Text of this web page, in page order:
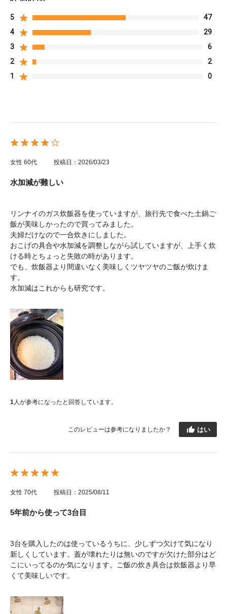
5
47
4
29
3
6
2
2
1
0
女性 60代 投稿日：2026/03/23
水加減が難しい
リンナイのガス炊飯器を使っていますが、旅行先で食べた土鍋ご
飯が美味しかったので買ってみました。
夫婦だけなので一合炊きにしました。
おこげの具合や水加減を調整しながら試していますが、上手く炊
ける時とちょっと失敗の時があります。
でも、炊飯器より間違いなく美味しくツヤツヤのご飯が炊けま
す。
水加減はこれからも研究です。
1人が参考になったと回答しています。
このレビューは参考になりましたか？ はい
女性 70代 投稿日：2025/08/11
5年前から使って3台目
3台を購入したのは使っているうちに、少しずつ欠けて気になり
新しくしています。蓋が壊れたりは無いのですが欠けた部分はど
こにいってるのか気になります。ご飯の炊き具合は炊飯器より早
くて美味しいです。